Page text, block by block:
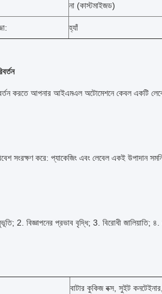
না (কাস্টমাইজড)
হ্যাঁ
করতে আপনার আইএমএল অটোমেশনে কেবল একটি
সংরক্ষণ করে: প্যাকেজিং এবং লেবেল একই উপাদান
2. বিজ্ঞাপনের প্রভাব বৃদ্ধি; 3. বিরোধী জালিয়াতি; ৪.
বাটার কুকিজ বক্স, সুইট